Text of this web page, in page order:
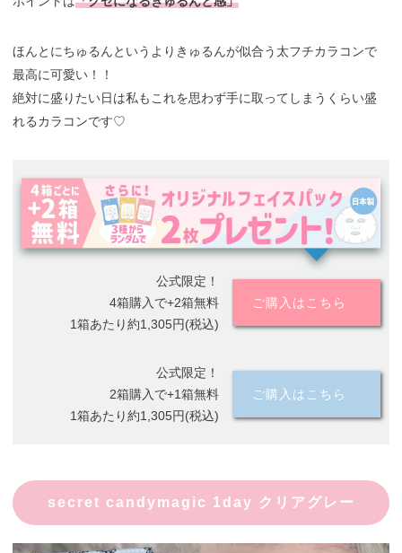
ほんとにちゅるんというよりきゅるんが似合う太フチカラコンで
最高に可愛い！！
絶対に盛りたい日は私もこれを思わず手に取ってしまうくらい盛
れるカラコンです♡
公式限定！
4箱購入で+2箱無料
1箱あたり約1,305円(税込)
ご購入はこちら
公式限定！
2箱購入で+1箱無料
1箱あたり約1,305円(税込)
ご購入はこちら
secret candymagic 1day クリアグレー